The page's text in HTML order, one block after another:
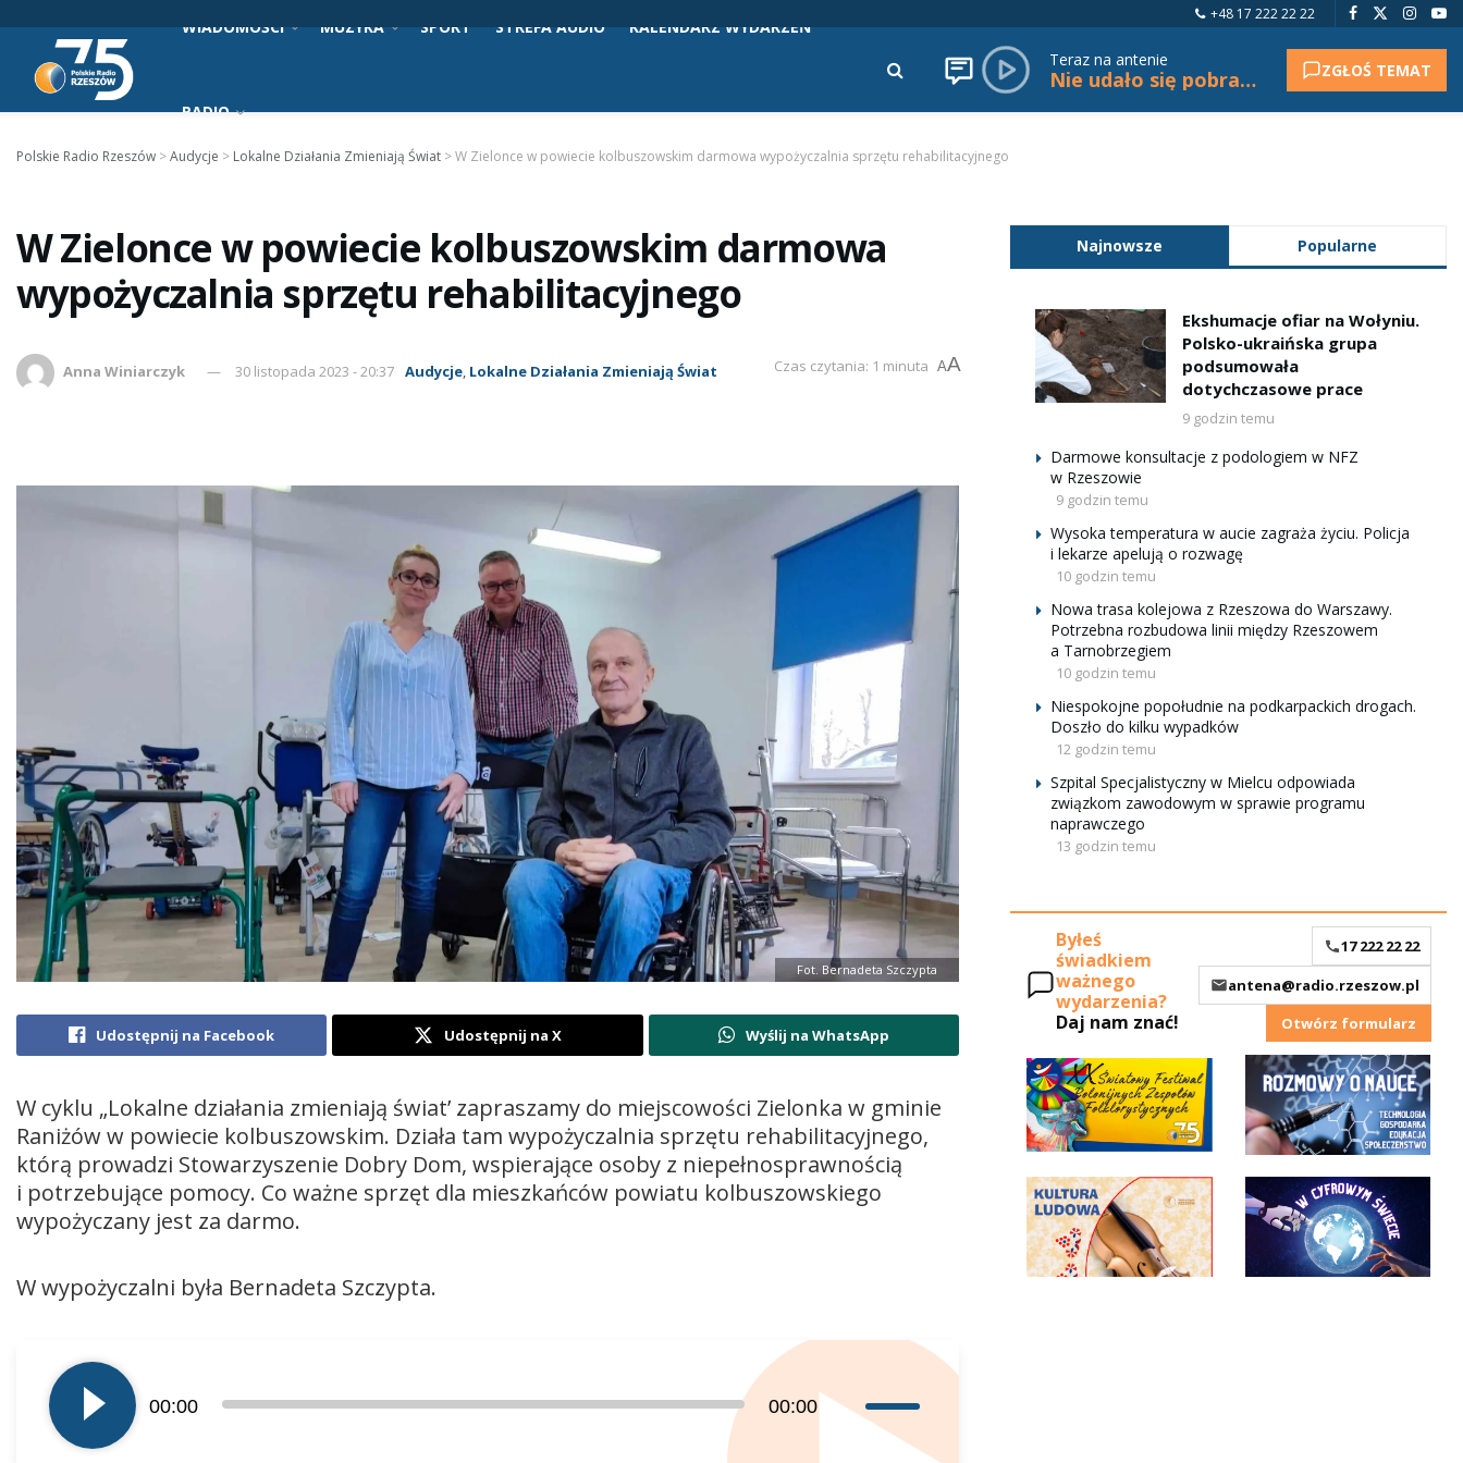
+48 17 222 22 22
WIADOMOŚCI MUZYKA SPORT STREFA AUDIO KALENDARZ WYDARZEŃ
RADIO
Teraz na antenie
Nie udało się pobrać tytułu. ZGŁOŚ TEMAT
Polskie Radio Rzeszów >Audycje > Lokalne Działania Zmieniają Świat >W Zielonce w powiecie kolbuszowskim darmowa wypożyczalnia sprzętu rehabilitacyjnego
W Zielonce w powiecie kolbuszowskim darmowa
wypożyczalnia sprzętu rehabilitacyjnego
Anna Winiarczyk 30 listopada 2023 - 20:37 Audycje, Lokalne Działania Zmieniają Świat Czas czytania: 1 minuta AA
Fot. Bernadeta Szczypta
Udostępnij na Facebook Udostępnij na X Wyślij na WhatsApp
W cyklu „Lokalne działania zmieniają świat’ zapraszamy do miejscowości Zielonka w gminie
Raniżów w powiecie kolbuszowskim. Działa tam wypożyczalnia sprzętu rehabilitacyjnego,
którą prowadzi Stowarzyszenie Dobry Dom, wspierające osoby z niepełnosprawnością
i potrzebujące pomocy. Co ważne sprzęt dla mieszkańców powiatu kolbuszowskiego
wypożyczany jest za darmo.
W wypożyczalni była Bernadeta Szczypta.
plików
dźwiękowych
00:00 00:00
strzałek
Najnowsze Popularne
Ekshumacje ofiar na Wołyniu.
Polsko-ukraińska grupa
podsumowała
dotychczasowe prace
9 godzin temu
Darmowe konsultacje z podologiem w NFZ
w Rzeszowie
9 godzin temu
Wysoka temperatura w aucie zagraża życiu. Policja
i lekarze apelują o rozwagę
10 godzin temu
Nowa trasa kolejowa z Rzeszowa do Warszawy.
Potrzebna rozbudowa linii między Rzeszowem
a Tarnobrzegiem
10 godzin temu
Niespokojne popołudnie na podkarpackich drogach.
Doszło do kilku wypadków
12 godzin temu
Szpital Specjalistyczny w Mielcu odpowiada
związkom zawodowym w sprawie programu
naprawczego
13 godzin temu
Byłeś
świadkiem
ważnego
wydarzenia?
Daj nam znać!
17 222 22 22
antena@radio.rzeszow.pl
Otwórz formularz